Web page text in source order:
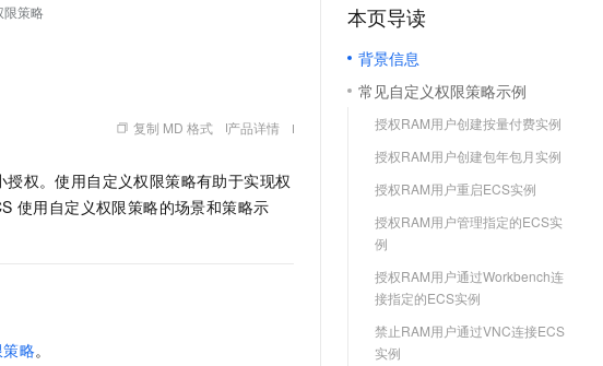
限策略
复制 MD 格式 产品详情
权。使用自定义权限策略有助于实现权
使用自定义权限策略的场景和策略示
略。
本页导读
背景信息
常见自定义权限策略示例
授权RAM用户创建按量付费实例
授权RAM用户创建包年包月实例
授权RAM用户重启ECS实例
授权RAM用户管理指定的ECS实
例
授权RAM用户通过Workbench连
接指定的ECS实例
禁止RAM用户通过VNC连接ECS
实例